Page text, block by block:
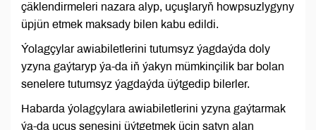
çäklendirmeleri nazara alyp, uçuşlaryň howpsuzlygyny
üpjün etmek maksady bilen kabu edildi.
Ýolagçylar awiabiletlerini tutumsyz ýagdaýda doly
yzyna gaýtaryp ýa-da iň ýakyn mümkinçilik bar bolan
senelere tutumsyz ýagdaýda üýtgedip bilerler.
Habarda ýolagçylara awiabiletlerini yzyna gaýtarmak
ýa-da uçuş senesini üýtgetmek üçin satyn alan